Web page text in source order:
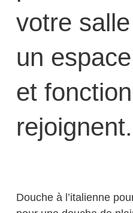
votre
un
et
rejoignent.
Douche à l’italienne